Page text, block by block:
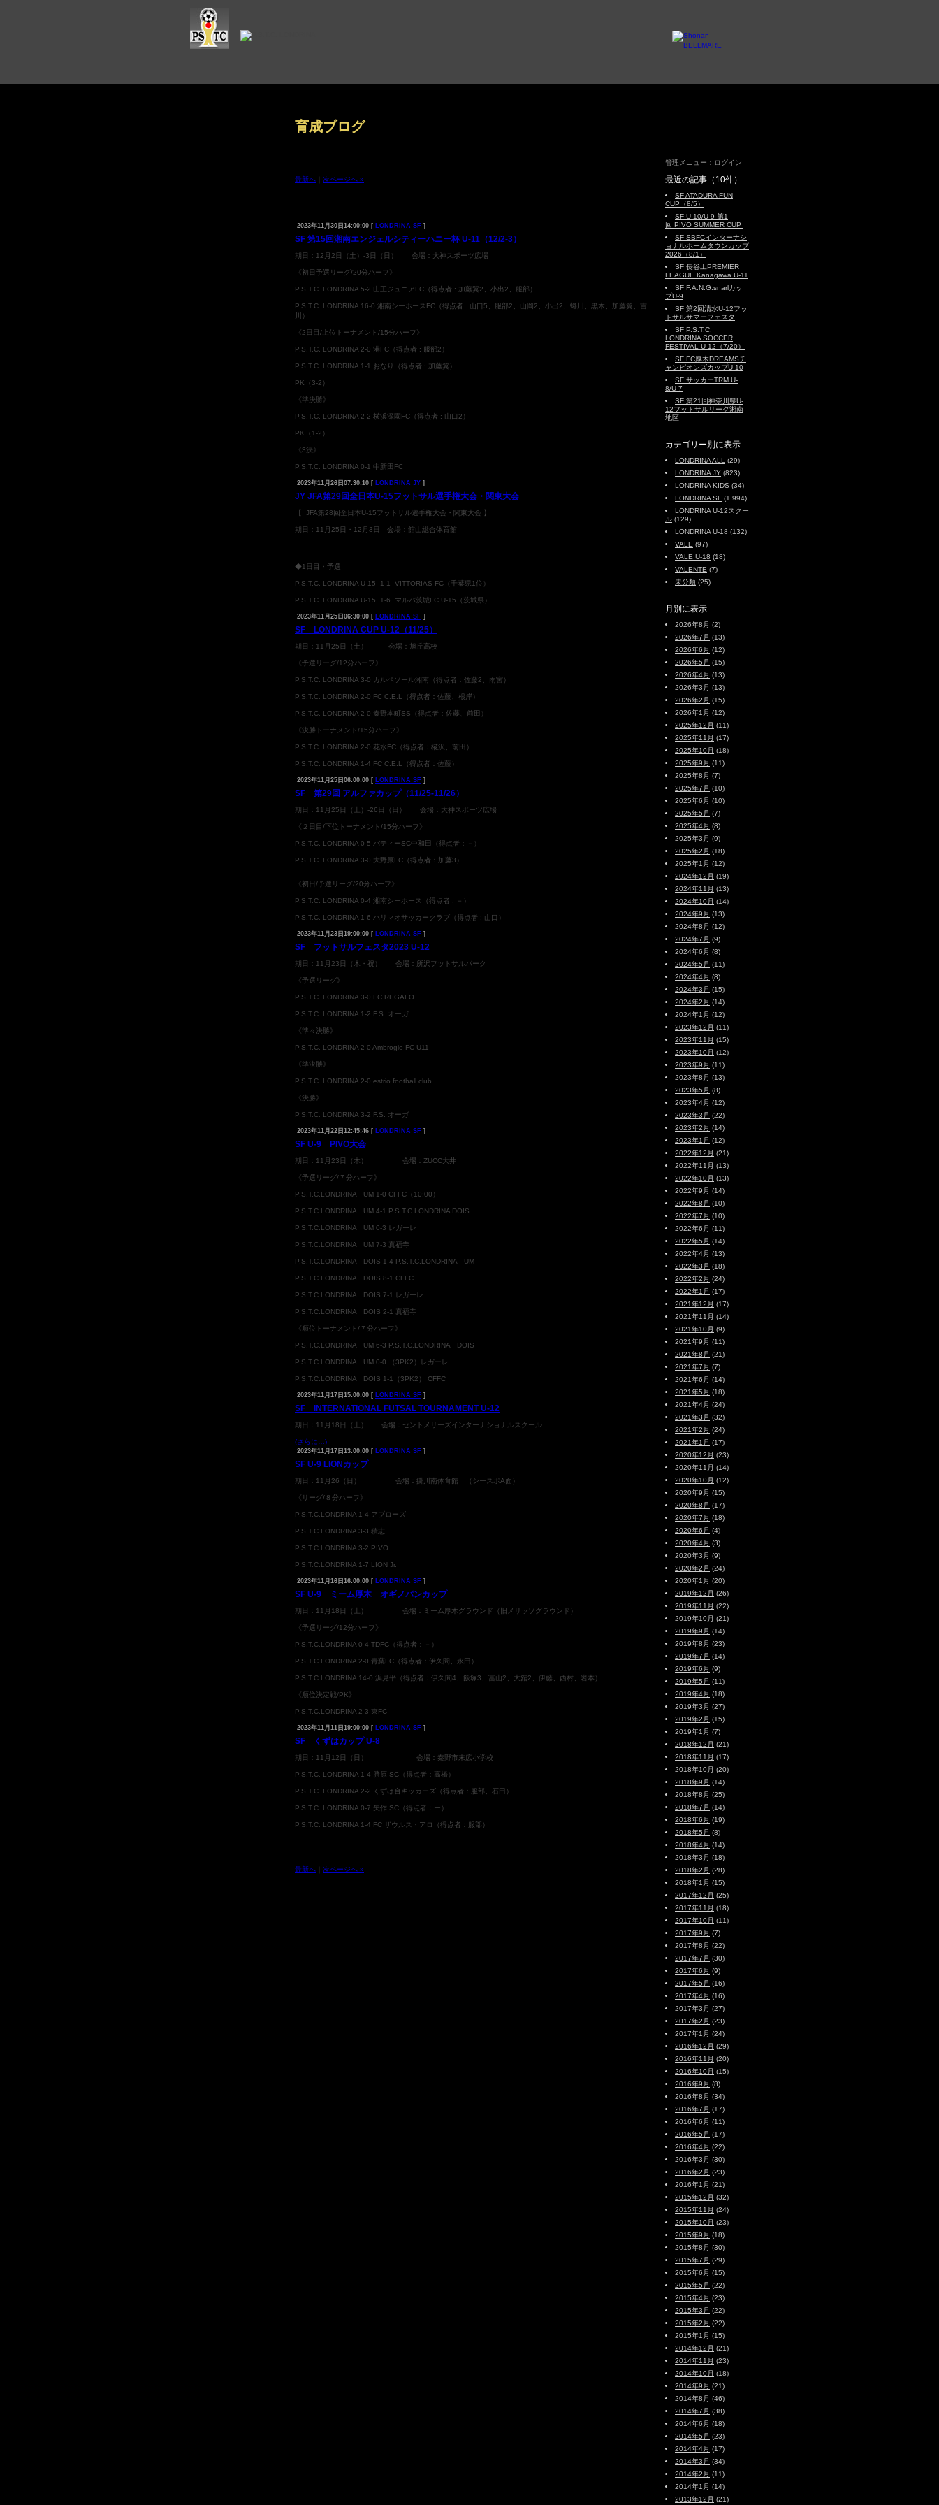
育成ブログ
最新へ 次ページへ »
2023年11月30日14:00:00 [ LONDRINA SF ]
SF 第15回湘南エンジェルシティーハニー杯 U-11（12/2-3）
期日：12月2日（土）-3日（日） 会場：大神スポーツ広場
《初日予選リーグ/20分ハーフ》
P.S.T.C. LONDRINA 5-2 山王ジュニアFC（得点者 : 加藤翼2、小出2、服部）
P.S.T.C. LONDRINA 16-0 湘南シーホースFC（得点者 : 山口5、服部2、山岡2、小出2、蜷川、黒木、加藤翼、吉
川）
《2日目/上位トーナメント/15分ハーフ》
P.S.T.C. LONDRINA 2-0 港FC（得点者 : 服部2）
P.S.T.C. LONDRINA 1-1 おなり（得点者 : 加藤翼）
PK（3-2）
《準決勝》
P.S.T.C. LONDRINA 2-2 横浜深園FC（得点者 : 山口2）
PK（1-2）
《3決》
P.S.T.C. LONDRINA 0-1 中新田FC
2023年11月26日07:30:10 [ LONDRINA JY ]
JY JFA第29回全日本U-15フットサル選手権大会・関東大会
【 JFA第28回全日本U-15フットサル選手権大会・関東大会 】
期日：11月25日・12月3日 会場：館山総合体育館
◆1日目・予選
P.S.T.C. LONDRINA U-15 1-1 VITTORIAS FC（千葉県1位）
P.S.T.C. LONDRINA U-15 1-6 マルバ茨城FC U-15（茨城県）
2023年11月25日06:30:00 [ LONDRINA SF ]
SF LONDRINA CUP U-12（11/25）
期日：11月25日（土） 会場：旭丘高校
《予選リーグ/12分ハーフ》
P.S.T.C. LONDRINA 3-0 カルペソール湘南（得点者：佐藤2、雨宮）
P.S.T.C. LONDRINA 2-0 FC C.E.L（得点者：佐藤、根岸）
P.S.T.C. LONDRINA 2-0 秦野本町SS（得点者：佐藤、前田）
《決勝トーナメント/15分ハーフ》
P.S.T.C. LONDRINA 2-0 花水FC（得点者：椛沢、前田）
P.S.T.C. LONDRINA 1-4 FC C.E.L（得点者：佐藤）
2023年11月25日06:00:00 [ LONDRINA SF ]
SF 第29回 アルファカップ（11/25-11/26）
期日：11月25日（土）-26日（日） 会場：大神スポーツ広場
《２日目/下位トーナメント/15分ハーフ》
P.S.T.C. LONDRINA 0-5 バティーSC中和田（得点者：－）
P.S.T.C. LONDRINA 3-0 大野原FC（得点者：加藤3）
《初日/予選リーグ/20分ハーフ》
P.S.T.C. LONDRINA 0-4 湘南シーホース（得点者 : －）
P.S.T.C. LONDRINA 1-6 ハリマオサッカークラブ（得点者 : 山口）
2023年11月23日19:00:00 [ LONDRINA SF ]
SF フットサルフェスタ2023 U-12
期日：11月23日（木・祝） 会場：所沢フットサルパーク
《予選リーグ》
P.S.T.C. LONDRINA 3-0 FC REGALO
P.S.T.C. LONDRINA 1-2 F.S. オーガ
《準々決勝》
P.S.T.C. LONDRINA 2-0 Ambrogio FC U11
《準決勝》
P.S.T.C. LONDRINA 2-0 estrio football club
《決勝》
P.S.T.C. LONDRINA 3-2 F.S. オーガ
2023年11月22日12:45:46 [ LONDRINA SF ]
SF U-9 PIVO大会
期日：11月23日（木） 会場：ZUCC大井
《予選リーグ/７分ハーフ》
P.S.T.C.LONDRINA UM 1-0 CFFC（10:00）
P.S.T.C.LONDRINA UM 4-1 P.S.T.C.LONDRINA DOIS
P.S.T.C.LONDRINA UM 0-3 レガーレ
P.S.T.C.LONDRINA UM 7-3 真福寺
P.S.T.C.LONDRINA DOIS 1-4 P.S.T.C.LONDRINA UM
P.S.T.C.LONDRINA DOIS 8-1 CFFC
P.S.T.C.LONDRINA DOIS 7-1 レガーレ
P.S.T.C.LONDRINA DOIS 2-1 真福寺
《順位トーナメント/７分ハーフ》
P.S.T.C.LONDRINA UM 6-3 P.S.T.C.LONDRINA DOIS
P.S.T.C.LONDRINA UM 0-0 （3PK2）レガーレ
P.S.T.C.LONDRINA DOIS 1-1（3PK2） CFFC
2023年11月17日15:00:00 [ LONDRINA SF ]
SF INTERNATIONAL FUTSAL TOURNAMENT U-12
期日：11月18日（土） 会場：セントメリーズインターナショナルスクール
(さらに…)
2023年11月17日13:00:00 [ LONDRINA SF ]
SF U-9 LIONカップ
期日：11月26（日） 会場：掛川南体育館 （シースポA面）
《リーグ/８分ハーフ》
P.S.T.C.LONDRINA 1-4 アブローズ
P.S.T.C.LONDRINA 3-3 積志
P.S.T.C.LONDRINA 3-2 PIVO
P.S.T.C.LONDRINA 1-7 LION Jr.
2023年11月16日16:00:00 [ LONDRINA SF ]
SF U-9 ミーム厚木 オギノパンカップ
期日：11月18日（土） 会場：ミーム厚木グラウンド（旧メリッソグラウンド）
《予選リーグ/12分ハーフ》
P.S.T.C.LONDRINA 0-4 TDFC（得点者：－）
P.S.T.C.LONDRINA 2-0 青葉FC（得点者：伊久間、永田）
P.S.T.C.LONDRINA 14-0 浜見平（得点者：伊久間4、飯塚3、冨山2、大舘2、伊藤、西村、岩本）
《順位決定戦/PK》
P.S.T.C.LONDRINA 2-3 東FC
2023年11月11日19:00:00 [ LONDRINA SF ]
SF くずはカップ U-8
期日：11月12日（日） 会場：秦野市末広小学校
P.S.T.C. LONDRINA 1-4 勝原 SC（得点者：高橋）
P.S.T.C. LONDRINA 2-2 くずは台キッカーズ（得点者：服部、石田）
P.S.T.C. LONDRINA 0-7 矢作 SC（得点者：ー）
P.S.T.C. LONDRINA 1-4 FC ザウルス・アロ（得点者：服部）
最新へ 次ページへ »
管理メニュー： ログイン
最近の記事（10件）
SF ATADURA FUN
CUP（8/5）
SF U-10/U-9 第1
回 PIVO SUMMER CUP
SF SBFCインターナシ
ョナルホームタウンカップ
2026（8/1）
SF 長谷工PREMIER
LEAGUE Kanagawa U-11
SF F.A.N.G.snarlカッ
プU-9
SF 第2回清水U-12フッ
トサルサマーフェスタ
SF P.S.T.C.
LONDRINA SOCCER
FESTIVAL U-12（7/20）
SF FC厚木DREAMSチ
ャンピオンズカップU-10
SF サッカーTRM U-
8/U-7
SF 第21回神奈川県U-
12フットサルリーグ湘南
地区
カテゴリー別に表示
LONDRINA ALL
(29)
LONDRINA JY (823)
LONDRINA KIDS (34)
LONDRINA SF (1,994)
LONDRINA U-12スクー
ル (129)
LONDRINA U-18 (132)
VALE (97)
VALE U-18 (18)
VALENTE (7)
未分類 (25)
月別に表示
2026年8月 (2)
2026年7月 (13)
2026年6月 (12)
2026年5月 (15)
2026年4月 (13)
2026年3月 (13)
2026年2月 (15)
2026年1月 (12)
2025年12月 (11)
2025年11月 (17)
2025年10月 (18)
2025年9月 (11)
2025年8月 (7)
2025年7月 (10)
2025年6月 (10)
2025年5月 (7)
2025年4月 (8)
2025年3月 (9)
2025年2月 (18)
2025年1月 (12)
2024年12月 (19)
2024年11月 (13)
2024年10月 (14)
2024年9月 (13)
2024年8月 (12)
2024年7月 (9)
2024年6月 (8)
2024年5月 (11)
2024年4月 (8)
2024年3月 (15)
2024年2月 (14)
2024年1月 (12)
2023年12月 (11)
2023年11月 (15)
2023年10月 (12)
2023年9月 (11)
2023年8月 (13)
2023年5月 (8)
2023年4月 (12)
2023年3月 (22)
2023年2月 (14)
2023年1月 (12)
2022年12月 (21)
2022年11月 (13)
2022年10月 (13)
2022年9月 (14)
2022年8月 (10)
2022年7月 (10)
2022年6月 (11)
2022年5月 (14)
2022年4月 (13)
2022年3月 (18)
2022年2月 (24)
2022年1月 (17)
2021年12月 (17)
2021年11月 (14)
2021年10月 (9)
2021年9月 (11)
2021年8月 (21)
2021年7月 (7)
2021年6月 (14)
2021年5月 (18)
2021年4月 (24)
2021年3月 (32)
2021年2月 (24)
2021年1月 (17)
2020年12月 (23)
2020年11月 (14)
2020年10月 (12)
2020年9月 (15)
2020年8月 (17)
2020年7月 (18)
2020年6月 (4)
2020年4月 (3)
2020年3月 (9)
2020年2月 (24)
2020年1月 (20)
2019年12月 (26)
2019年11月 (22)
2019年10月 (21)
2019年9月 (14)
2019年8月 (23)
2019年7月 (14)
2019年6月 (9)
2019年5月 (11)
2019年4月 (18)
2019年3月 (27)
2019年2月 (15)
2019年1月 (7)
2018年12月 (21)
2018年11月 (17)
2018年10月 (20)
2018年9月 (14)
2018年8月 (25)
2018年7月 (14)
2018年6月 (19)
2018年5月 (8)
2018年4月 (14)
2018年3月 (18)
2018年2月 (28)
2018年1月 (15)
2017年12月 (25)
2017年11月 (18)
2017年10月 (11)
2017年9月 (7)
2017年8月 (22)
2017年7月 (30)
2017年6月 (9)
2017年5月 (16)
2017年4月 (16)
2017年3月 (27)
2017年2月 (23)
2017年1月 (24)
2016年12月 (29)
2016年11月 (20)
2016年10月 (15)
2016年9月 (8)
2016年8月 (34)
2016年7月 (17)
2016年6月 (11)
2016年5月 (17)
2016年4月 (22)
2016年3月 (30)
2016年2月 (23)
2016年1月 (21)
2015年12月 (32)
2015年11月 (24)
2015年10月 (23)
2015年9月 (18)
2015年8月 (30)
2015年7月 (29)
2015年6月 (15)
2015年5月 (22)
2015年4月 (23)
2015年3月 (22)
2015年2月 (22)
2015年1月 (15)
2014年12月 (21)
2014年11月 (23)
2014年10月 (18)
2014年9月 (21)
2014年8月 (46)
2014年7月 (38)
2014年6月 (18)
2014年5月 (23)
2014年4月 (17)
2014年3月 (34)
2014年2月 (11)
2014年1月 (14)
2013年12月 (21)